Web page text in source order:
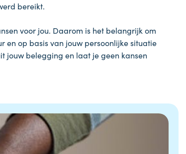
bereikt.
voor jou. Daarom is het belangrijk om
en op basis van jouw persoonlijke situatie
jouw belegging en laat je geen kansen